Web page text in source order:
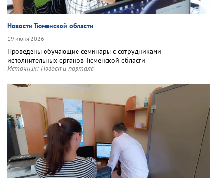
Новости Тюменской области
19 июня 2026
Проведены обучающие семинары с сотрудниками
исполнительных органов Тюменской области
Источник: Новости портала